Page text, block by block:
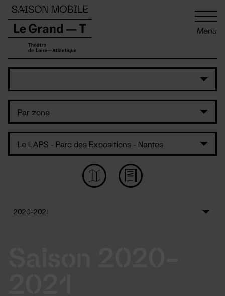
Menu
Panneau de gestion des cookies